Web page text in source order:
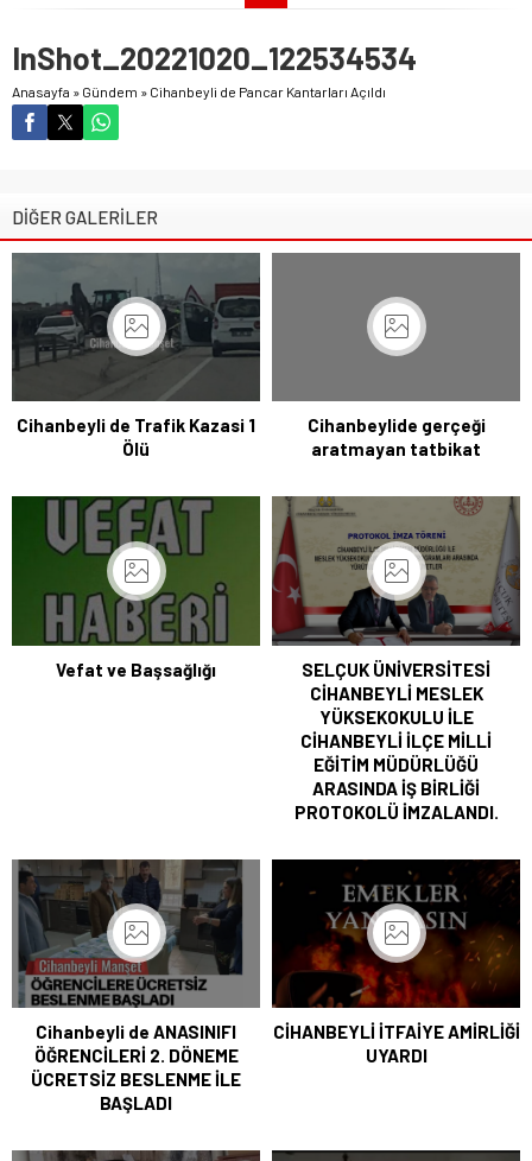
InShot_20221020_122534534
Anasayfa » Gündem » Cihanbeyli de Pancar Kantarları Açıldı
DİĞER GALERİLER
Cihanbeyli de Trafik Kazasi 1
Ölü
Cihanbeylide gerçeği
aratmayan tatbikat
Vefat ve Başsağlığı
SELÇUK ÜNİVERSİTESİ
CİHANBEYLİ MESLEK
YÜKSEKOKULU İLE
CİHANBEYLİ İLÇE MİLLİ
EĞİTİM MÜDÜRLÜĞÜ
ARASINDA İŞ BİRLİĞİ
PROTOKOLÜ İMZALANDI.
Cihanbeyli de ANASINIFI
ÖĞRENCİLERİ 2. DÖNEME
ÜCRETSİZ BESLENME İLE
BAŞLADI
CİHANBEYLİ İTFAİYE AMİRLİĞİ
UYARDI